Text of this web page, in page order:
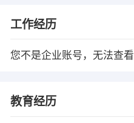
工作经历
您不是企业账号，无法查看
教育经历